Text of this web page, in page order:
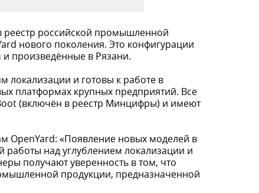
реестр российской промышленной
нового поколения. Это конфигурации
и произведённые в Рязани.
локализации и готовы к работе в
платформах крупных предприятий. Все
(включён в реестр Минцифры) и имеют
OpenYard: «Появление новых моделей в
работы над углублением локализации и
получают уверенность в том, что
продукции, предназначенной